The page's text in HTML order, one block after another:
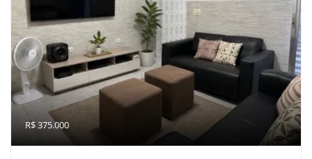
R$ 375.000